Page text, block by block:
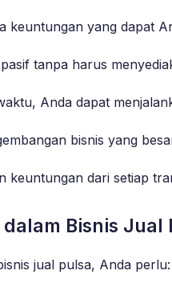
keuntungan yang dapat
tanpa harus
Anda dapat
bisnis yang
keuntungan dari setiap
Bisnis Jual
jual pulsa, Anda perlu: